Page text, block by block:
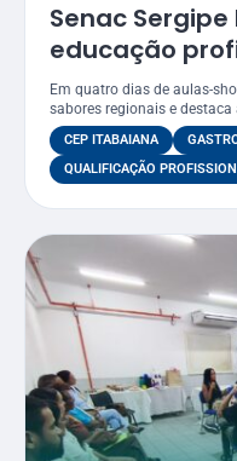
Senac
educação
Gastronômico
Em quatro dias de aulas-
sabores regionais e destaca
CEP ITABAIANA
QUALIFICAÇÃO